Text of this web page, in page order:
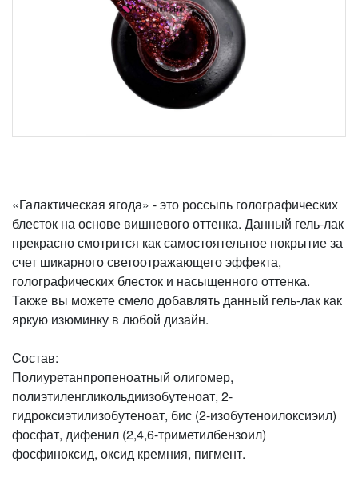
«Галактическая ягода» - это россыпь голографических
блесток на основе вишневого оттенка. Данный гель-лак
прекрасно смотрится как самостоятельное покрытие за
счет шикарного светоотражающего эффекта,
голографических блесток и насыщенного оттенка.
Также вы можете смело добавлять данный гель-лак как
яркую изюминку в любой дизайн.
Состав:
Полиуретанпропеноатный олигомер,
полиэтиленгликольдиизобутеноат, 2-
гидроксиэтилизобутеноат, бис (2-изобутеноилоксиэил)
фосфат, дифенил (2,4,6-триметилбензоил)
фосфиноксид, оксид кремния, пигмент.